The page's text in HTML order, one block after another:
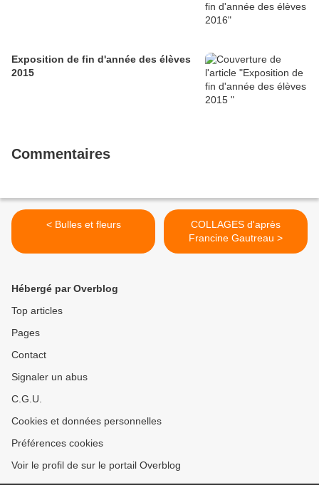
Exposition de fin d'année des élèves
2015
Commentaires
< Bulles et fleurs
COLLAGES d'après
Francine Gautreau >
Hébergé par Overblog
Top articles
Pages
Contact
Signaler un abus
C.G.U.
Cookies et données personnelles
Préférences cookies
Voir le profil de sur le portail Overblog